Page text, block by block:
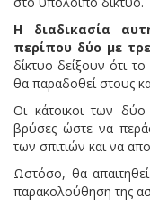
Η διαδικασία
περίπου δύο με
δίκτυο δείξουν ότι
θα παραδοθεί στους
Οι κάτοικοι των
βρύσες ώστε να
των σπιτιών και να
Ωστόσο, θα
παρακολούθηση της